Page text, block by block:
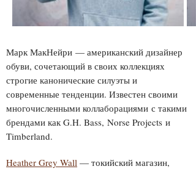
Марк МакНейри — американский дизайнер
обуви, сочетающий в своих коллекциях
строгие канонические силуэты и
современные тенденции. Известен своими
многочисленными коллаборациями с такими
брендами как G.H. Bass, Norse Projects и
Timberland.
Heather Grey Wall — токийский магазин,